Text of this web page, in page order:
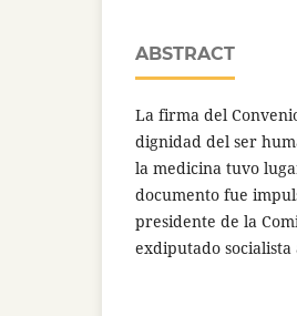
ABSTRACT
La firma del
dignidad del ser
la medicina tuvo
documento fue
presidente de la
exdiputado socialista